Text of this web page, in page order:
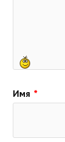
Имя *